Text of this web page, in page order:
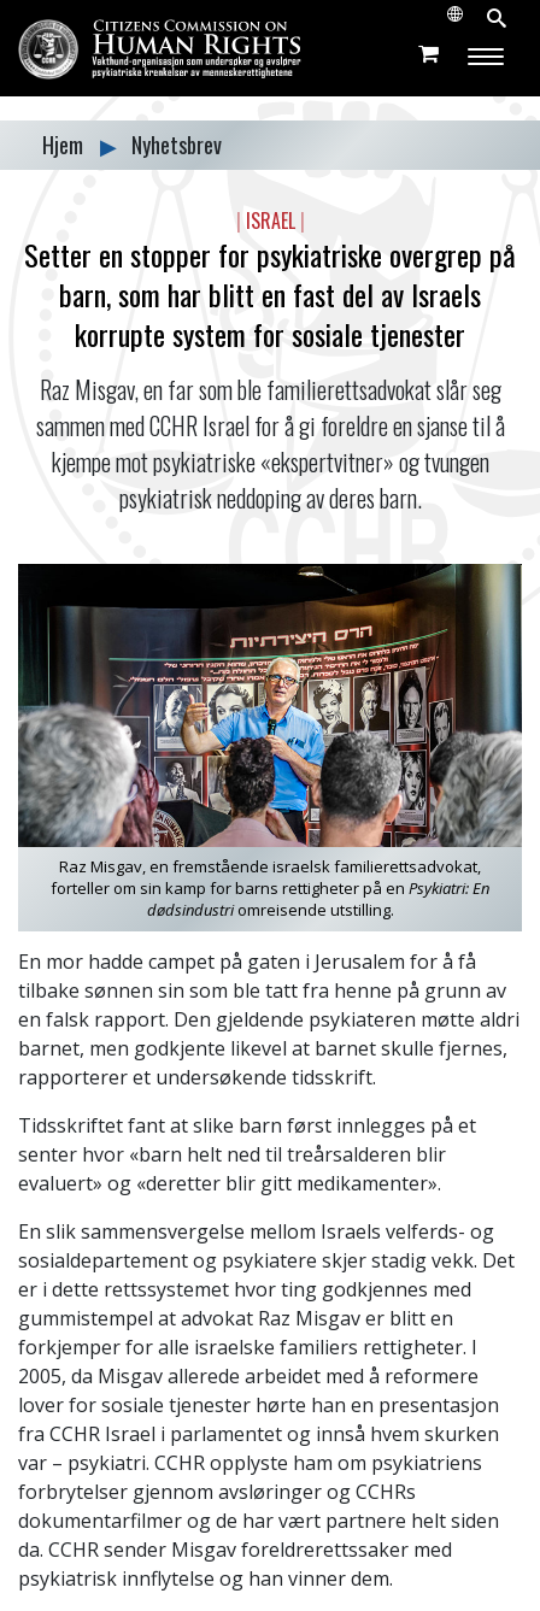
Hjem ▶ Nyhetsbrev
| ISRAEL |
Setter en stopper for psykiatriske overgrep på
barn, som har blitt en fast del av Israels
korrupte system for sosiale tjenester
Raz Misgav, en far som ble familierettsadvokat slår seg
sammen med CCHR Israel for å gi foreldre en sjanse til å
kjempe mot psykiatriske «ekspertvitner» og tvungen
psykiatrisk neddoping av deres barn.
Raz Misgav, en fremstående israelsk familierettsadvokat,
forteller om sin kamp for barns rettigheter på en Psykiatri: En
dødsindustriomreisende utstilling.
En mor hadde campet på gaten i Jerusalem for å få
tilbake sønnen sin som ble tatt fra henne på grunn av
en falsk rapport. Den gjeldende psykiateren møtte aldri
barnet, men godkjente likevel at barnet skulle fjernes,
rapporterer et undersøkende tidsskrift.
Tidsskriftet fant at slike barn først innlegges på et
senter hvor «barn helt ned til treårsalderen blir
evaluert» og «deretter blir gitt medikamenter».
En slik sammensvergelse mellom Israels velferds- og
sosialdepartement og psykiatere skjer stadig vekk. Det
er i dette rettssystemet hvor ting godkjennes med
gummistempel at advokat Raz Misgav er blitt en
forkjemper for alle israelske familiers rettigheter. I
2005, da Misgav allerede arbeidet med å reformere
lover for sosiale tjenester hørte han en presentasjon
fra CCHR Israel i parlamentet og innså hvem skurken
var – psykiatri. CCHR opplyste ham om psykiatriens
forbrytelser gjennom avsløringer og CCHRs
dokumentarfilmer og de har vært partnere helt siden
da. CCHR sender Misgav foreldrerettssaker med
psykiatrisk innflytelse og han vinner dem.